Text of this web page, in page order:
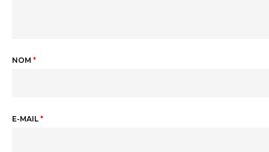
NOM *
E-MAIL *